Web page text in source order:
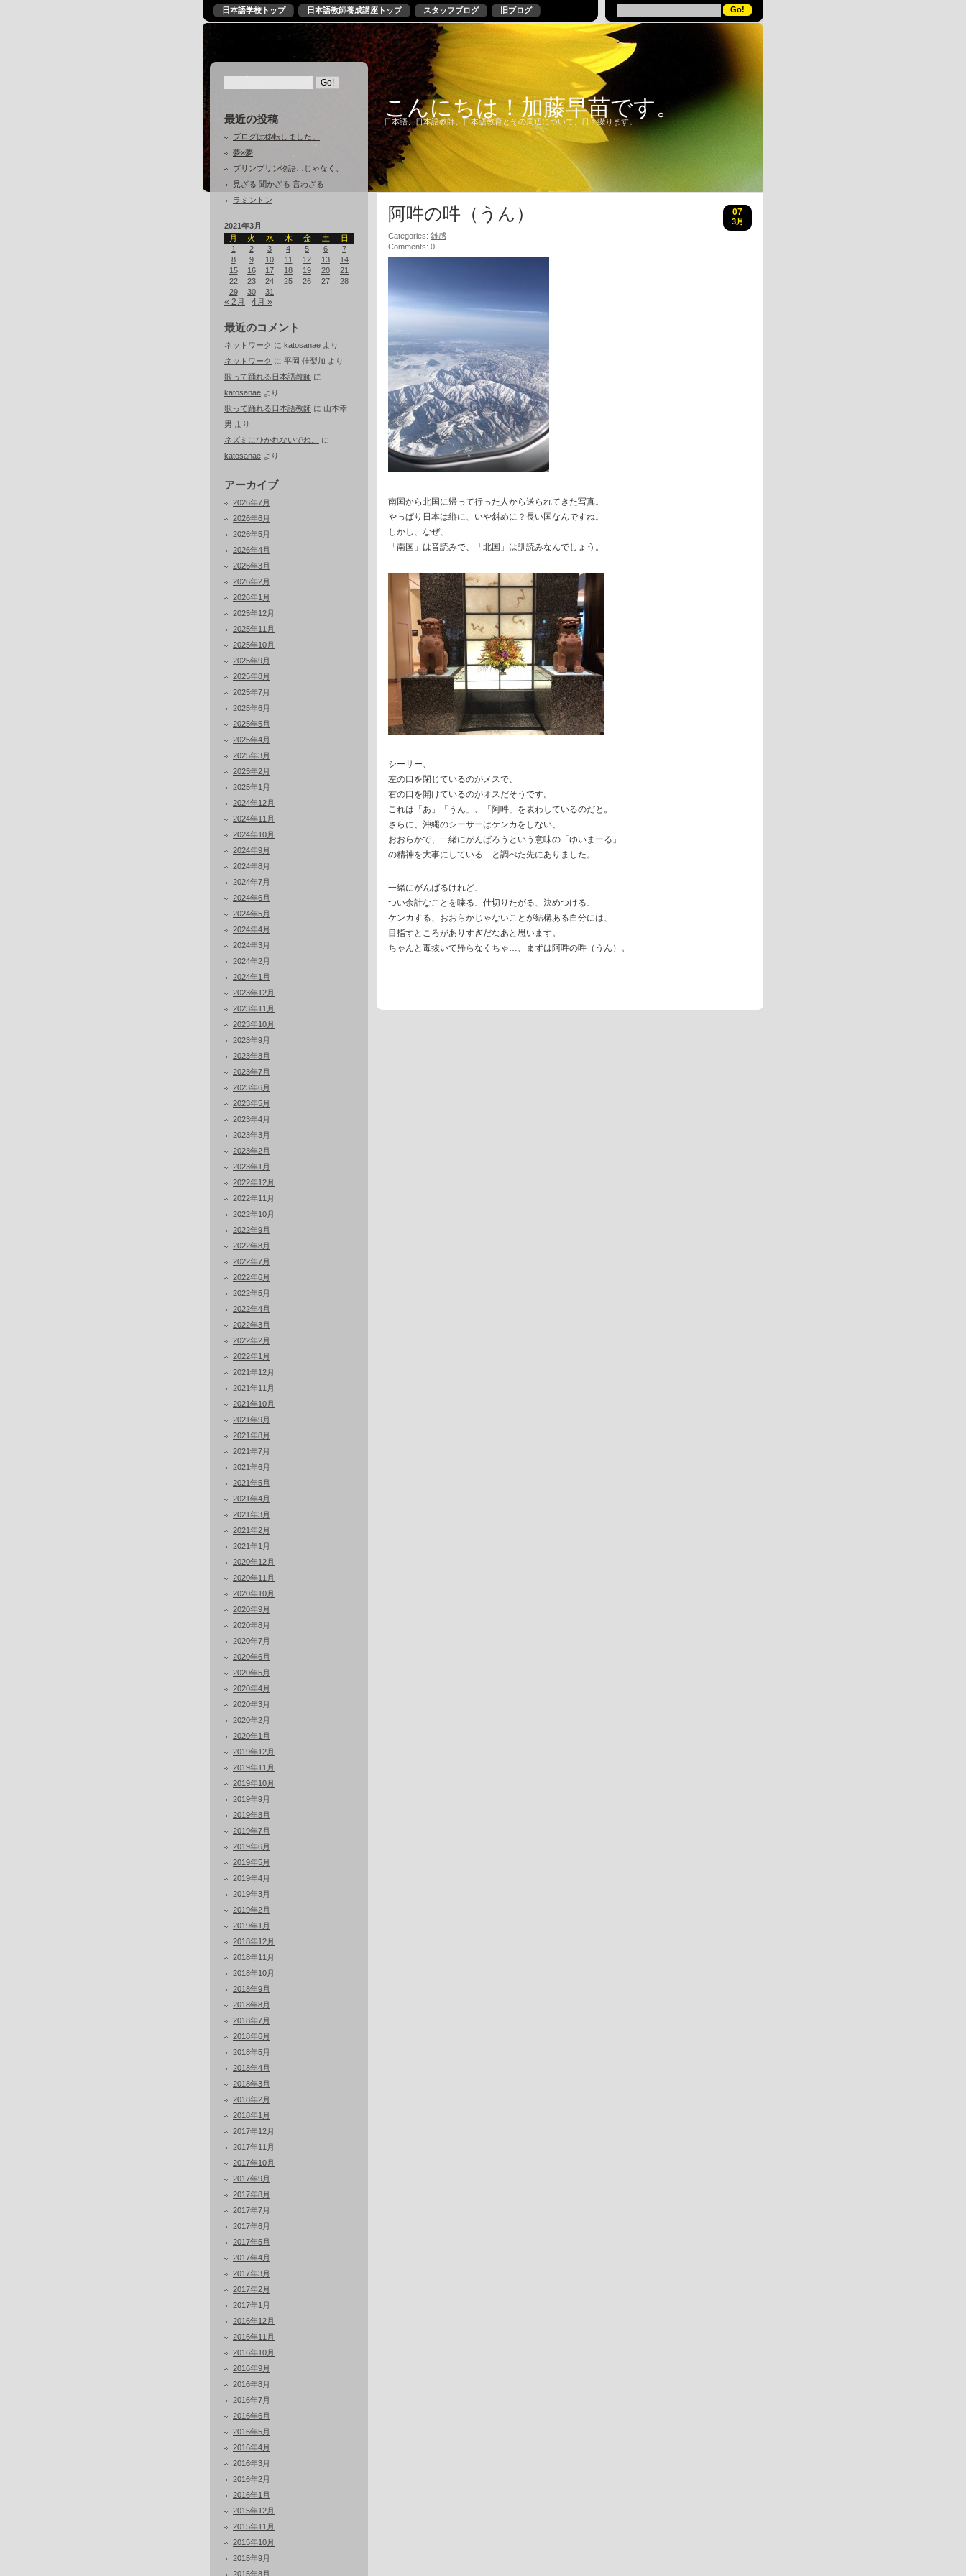
日本語学校トップ 日本語教師養成講座トップ スタッフブログ 旧ブログ
最近の投稿
ブログは移転しました。
夢×夢
プリンプリン物語…じゃなく、
見ざる 聞かざる 言わざる
ラミントン
2021年3月
月
火 水 木 金 土
日
1
2 3 4 5 6
7
8
9 10 11 12 13
14
15
16 17 18 19 20
21
22
23 24 25 26 27
28
29
30 31
« 2月 4月 »
最近のコメント
ネットワーク に katosanae より
ネットワーク に 平岡 佳梨加 より
歌って踊れる日本語教師 に
katosanae より
歌って踊れる日本語教師 に 山本幸
男 より
ネズミにひかれないでね。
に
katosanae より
アーカイブ
2026年7月
2026年6月
2026年5月
2026年4月
2026年3月
2026年2月
2026年1月
2025年12月
2025年11月
2025年10月
2025年9月
2025年8月
2025年7月
2025年6月
2025年5月
2025年4月
2025年3月
2025年2月
2025年1月
2024年12月
2024年11月
2024年10月
2024年9月
2024年8月
2024年7月
2024年6月
2024年5月
2024年4月
2024年3月
2024年2月
2024年1月
2023年12月
2023年11月
2023年10月
2023年9月
2023年8月
2023年7月
2023年6月
2023年5月
2023年4月
2023年3月
2023年2月
2023年1月
2022年12月
2022年11月
2022年10月
2022年9月
2022年8月
2022年7月
2022年6月
2022年5月
2022年4月
2022年3月
2022年2月
2022年1月
2021年12月
2021年11月
2021年10月
2021年9月
2021年8月
2021年7月
2021年6月
2021年5月
2021年4月
2021年3月
2021年2月
2021年1月
2020年12月
2020年11月
2020年10月
2020年9月
2020年8月
2020年7月
2020年6月
2020年5月
2020年4月
2020年3月
2020年2月
2020年1月
2019年12月
2019年11月
2019年10月
2019年9月
2019年8月
2019年7月
2019年6月
2019年5月
2019年4月
2019年3月
2019年2月
2019年1月
2018年12月
2018年11月
2018年10月
2018年9月
2018年8月
2018年7月
2018年6月
2018年5月
2018年4月
2018年3月
2018年2月
2018年1月
2017年12月
2017年11月
2017年10月
2017年9月
2017年8月
2017年7月
2017年6月
2017年5月
2017年4月
2017年3月
2017年2月
2017年1月
2016年12月
2016年11月
2016年10月
2016年9月
2016年8月
2016年7月
2016年6月
2016年5月
2016年4月
2016年3月
2016年2月
2016年1月
2015年12月
2015年11月
2015年10月
2015年9月
2015年8月
こんにちは！加藤早苗です。
日本語、日本語教師、日本語教育とその周辺について、日々綴ります。
阿吽の吽（うん） 07
3月
Categories: 雑感
Comments: 0
南国から北国に帰って行った人から送られてきた写真。
やっぱり日本は縦に、いや斜めに？長い国なんですね。
しかし、なぜ、
「南国」は音読みで、「北国」は訓読みなんでしょう。
シーサー、
左の口を閉じているのがメスで、
右の口を開けているのがオスだそうです。
これは「あ」「うん」、「阿吽」を表わしているのだと。
さらに、沖縄のシーサーはケンカをしない、
おおらかで、一緒にがんばろうという意味の「ゆいまーる」
の精神を大事にしている…と調べた先にありました。
一緒にがんばるけれど、
つい余計なことを喋る、仕切りたがる、決めつける、
ケンカする、おおらかじゃないことが結構ある自分には、
目指すところがありすぎだなあと思います。
ちゃんと毒抜いて帰らなくちゃ…、まずは阿吽の吽（うん）。